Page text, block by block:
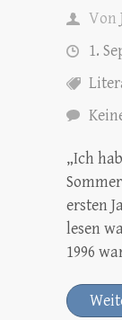
Von
1.
„Ich
ersten
lesen
1996